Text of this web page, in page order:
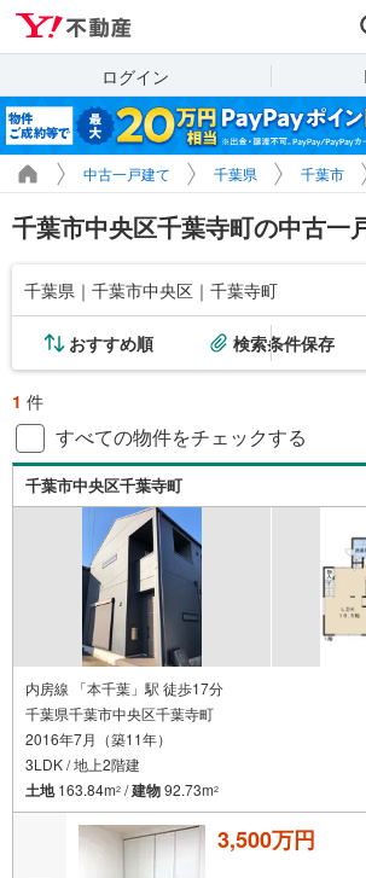
ログイン
中古一戸建て 千葉県 千葉市
千葉市中央区千葉寺町の中古一
千葉県｜千葉市中央区｜千葉寺町
おすすめ順 検索条件保存
1 件
すべての物件をチェックする
千葉市中央区千葉寺町
内房線 「本千葉」駅 徒歩17分
千葉県千葉市中央区千葉寺町
2016年7月（築11年）
3LDK / 地上2階建
土地163.84m2 /建物92.73m2
3,500万円